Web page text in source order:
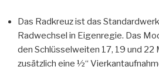
Das Radkreuz ist das
Radwechsel in Eigenregie. Das
den Schlüsselweiten 17, 19 und
zusätzlich eine ½“